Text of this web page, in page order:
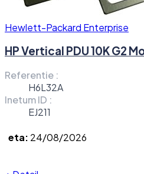
Hewlett-Packard Enterprise
HP Vertical PDU 10K G2
Referentie :
H6L32A
Inetum ID :
EJ211
eta: 24/08/2026